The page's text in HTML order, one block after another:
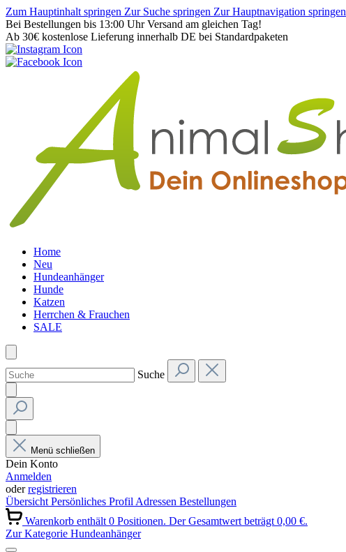
Zum Hauptinhalt springen Zur Suche springen Zur Hauptnavigation springen
Bei Bestellungen bis 13:00 Uhr Versand am gleichen Tag!
Ab 30€ kostenlose Lieferung innerhalb DE bei Standardpaketen
Home
Neu
Hundeanhänger
Hunde
Katzen
Herrchen & Frauchen
SALE
Suche
Menü schließen
Dein Konto
Anmelden
oderregistrieren
ÜbersichtPersönliches ProfilAdressen Bestellungen
Warenkorb enthält 0 Positionen. Der Gesamtwert beträgt 0,00 €.
Zur Kategorie Hundeanhänger